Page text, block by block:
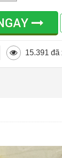
15.391 đã